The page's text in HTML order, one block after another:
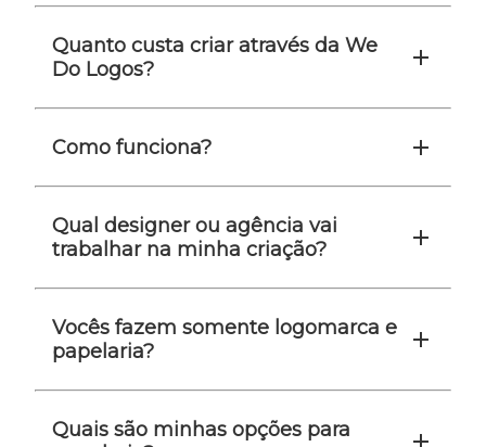
Quanto custa criar através da We
Do Logos?
Como funciona?
Qual designer ou agência vai
trabalhar na minha criação?
Vocês fazem somente logomarca e
papelaria?
Quais são minhas opções para